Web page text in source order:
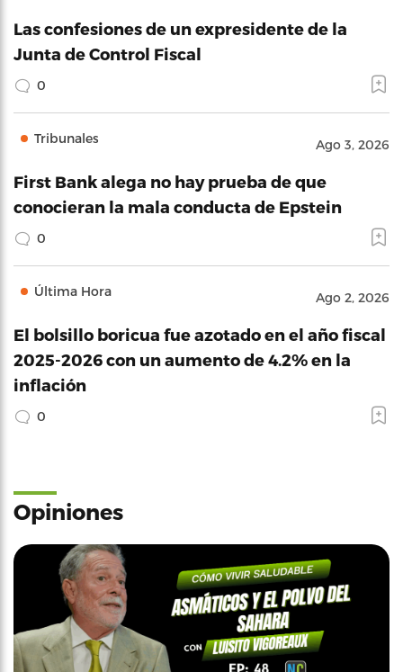
Las confesiones de un expresidente de la
Junta de Control Fiscal
0
Tribunales Ago 3, 2026
First Bank alega no hay prueba de que
conocieran la mala conducta de Epstein
0
Última Hora Ago 2, 2026
El bolsillo boricua fue azotado en el año fiscal
2025-2026 con un aumento de 4.2% en la
inflación
0
Opiniones